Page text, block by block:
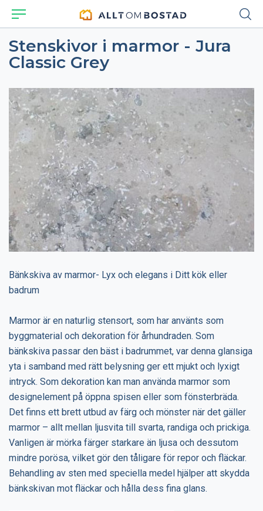
Stenskivor i marmor - Jura
Classic Grey
Bänkskiva av marmor- Lyx och elegans i Ditt kök eller
badrum
Marmor är en naturlig stensort, som har använts som
byggmaterial och dekoration för århundraden. Som
bänkskiva passar den bäst i badrummet, var denna glansiga
yta i samband med rätt belysning ger ett mjukt och lyxigt
intryck. Som dekoration kan man använda marmor som
designelement på öppna spisen eller som fönsterbräda.
Det finns ett brett utbud av färg och mönster när det gäller
marmor – allt mellan ljusvita till svarta, randiga och prickiga.
Vanligen är mörka färger starkare än ljusa och dessutom
mindre porösa, vilket gör den tåligare för repor och fläckar.
Behandling av sten med speciella medel hjälper att skydda
bänkskivan mot fläckar och hålla dess fina glans.